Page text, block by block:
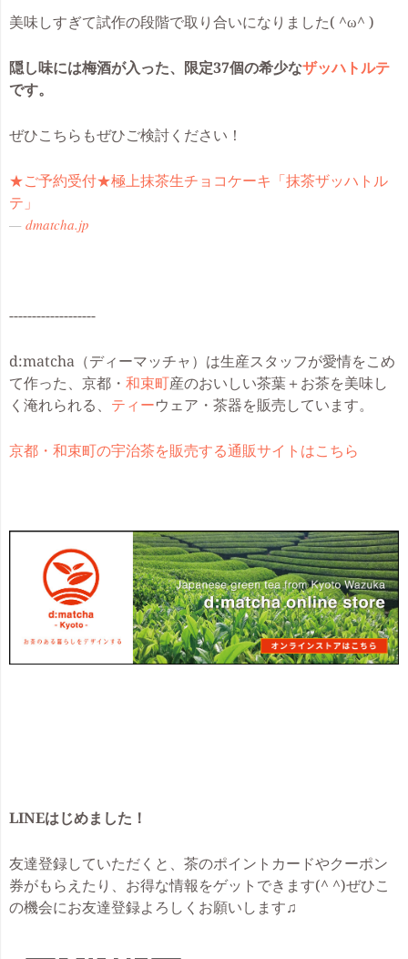
美味しすぎて試作の段階で取り合いになりました( ^ω^ )
隠し味には梅酒が入った、限定37個の希少なザッハトルテ
です。
ぜひこちらもぜひご検討ください！
★ご予約受付★極上抹茶生チョコケーキ「抹茶ザッハトル
テ」
dmatcha.jp
-------------------
d:matcha（ディーマッチャ）は生産スタッフが愛情をこめ
て作った、京都・ 和束町産のおいしい茶葉＋お茶を美味し
く淹れられる、 ティーウェア・茶器を販売しています。
京都・和束町の宇治茶を販売する通販サイトはこちら
LINEはじめました！
友達登録していただくと、茶のポイントカードやクーポン
券がもらえたり、お得な情報をゲットできます(^ ^)ぜひこ
の機会にお友達登録よろしくお願いします♫